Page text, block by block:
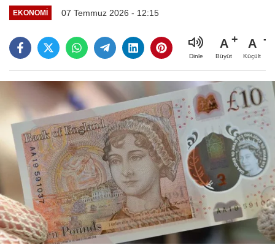
EKONOMI 07 Temmuz 2026 - 12:15
Dinle
A
Büyüt
A
Küçült